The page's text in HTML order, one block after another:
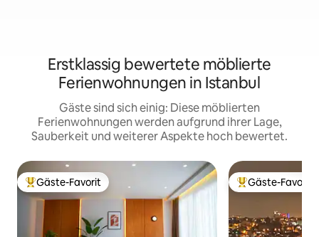
Erstklassig bewertete möblierte
Ferienwohnungen in Istanbul
Gäste sind sich einig: Diese möblierten
Ferienwohnungen werden aufgrund ihrer Lage,
Sauberkeit und weiterer Aspekte hoch bewertet.
Beliebter Gäste-Favorit.
Gäste-Favorit Beliebter Gäste-
Gäste-Favorit